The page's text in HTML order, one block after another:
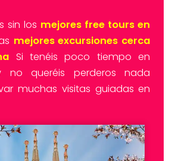
sin los mejores free tours en
mejores excursiones cerca
Si tenéis poco tiempo en
no queréis perderos nada
muchas visitas guiadas en